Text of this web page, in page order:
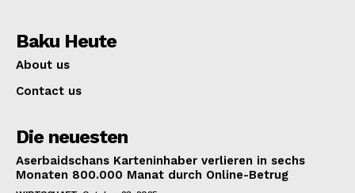
Baku Heute
About us
Contact us
Die neuesten
Aserbaidschans Karteninhaber verlieren in sechs
Monaten 800.000 Manat durch Online-Betrug